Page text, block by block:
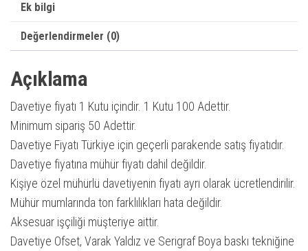
Ek bilgi
Değerlendirmeler (0)
Açıklama
Davetiye fiyatı 1 Kutu içindir. 1 Kutu 100 Adettir.
Minimum sipariş 50 Adettir.
Davetiye Fiyatı Türkiye için geçerli parakende satış fiyatıdır.
Davetiye fiyatına mühür fiyatı dahil değildir.
Kişiye özel mühürlü davetiyenin fiyatı ayrı olarak ücretlendirilir.
Mühür mumlarında ton farklılıkları hata değildir.
Aksesuar işçiliği müşteriye aittir.
Davetiye Ofset, Varak Yaldız ve Serigraf Boya baskı tekniğine